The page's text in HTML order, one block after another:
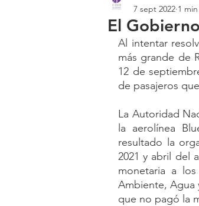
El
7 sept 2022 1
Al intentar
más grande de
12 de
de pasajeros
La Autoridad
la aerolínea
resultado la
2021 y abril del
monetaria a
Ambiente, Agua
que no pagó la